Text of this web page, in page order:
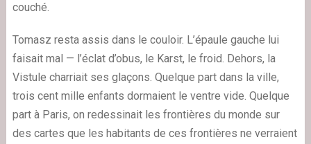
couché.
Tomasz resta assis dans le couloir. L’épaule gauche lui
faisait mal — l’éclat d’obus, le Karst, le froid. Dehors, la
Vistule charriait ses glaçons. Quelque part dans la ville,
trois cent mille enfants dormaient le ventre vide. Quelque
part à Paris, on redessinait les frontières du monde sur
des cartes que les habitants de ces frontières ne verraient